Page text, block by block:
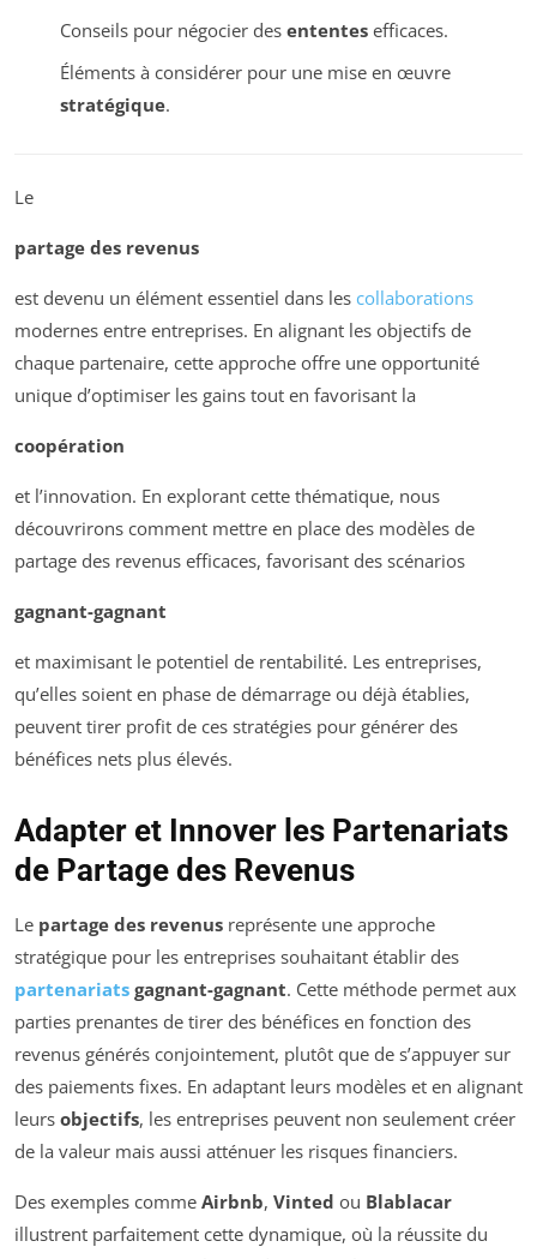
Conseils pour négocier des ententesefficaces.
Éléments à considérer pour une mise en œuvre
stratégique.
Le
partage des revenus
est devenu un élément essentiel dans les collaborations
modernes entre entreprises. En alignant les objectifs de
chaque partenaire, cette approche offre une opportunité
unique d’optimiser les gains tout en favorisant la
coopération
et l’innovation. En explorant cette thématique, nous
découvrirons comment mettre en place des modèles de
partage des revenus efficaces, favorisant des scénarios
gagnant-gagnant
et maximisant le potentiel de rentabilité. Les entreprises,
qu’elles soient en phase de démarrage ou déjà établies,
peuvent tirer profit de ces stratégies pour générer des
bénéfices nets plus élevés.
Adapter et Innover les Partenariats
de Partage des Revenus
Le partage des revenus représente une approche
stratégique pour les entreprises souhaitant établir des
partenariats gagnant-gagnant. Cette méthode permet aux
parties prenantes de tirer des bénéfices en fonction des
revenus générés conjointement, plutôt que de s’appuyer sur
des paiements fixes. En adaptant leurs modèles et en alignant
leurs objectifs, les entreprises peuvent non seulement créer
de la valeur mais aussi atténuer les risques financiers.
Des exemples comme Airbnb, Vinted ou Blablacar
illustrent parfaitement cette dynamique, où la réussite du